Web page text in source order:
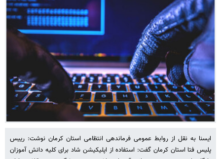
ایسنا به نقل از روابط عمومی فرماندهی انتظامی استان کرمان نوشت: رییس
پلیس فتا استان کرمان گفت: استفاده از اپلیکیشن شاد برای کلیه دانش آموزان